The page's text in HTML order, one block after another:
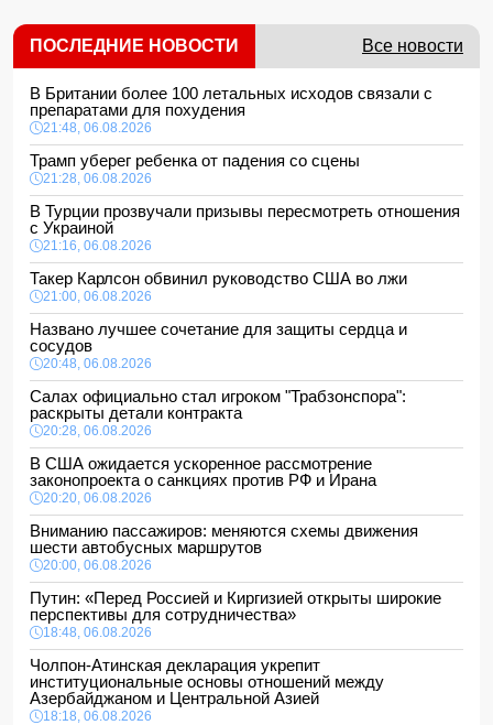
ПОСЛЕДНИЕ НОВОСТИ Все новости
В Британии более 100 летальных исходов связали с
препаратами для похудения
21:48, 06.08.2026
Трамп уберег ребенка от падения со сцены
21:28, 06.08.2026
В Турции прозвучали призывы пересмотреть отношения
с Украиной
21:16, 06.08.2026
Такер Карлсон обвинил руководство США во лжи
21:00, 06.08.2026
Названо лучшее сочетание для защиты сердца и
сосудов
20:48, 06.08.2026
Салах официально стал игроком "Трабзонспора":
раскрыты детали контракта
20:28, 06.08.2026
В США ожидается ускоренное рассмотрение
законопроекта о санкциях против РФ и Ирана
20:20, 06.08.2026
Вниманию пассажиров: меняются схемы движения
шести автобусных маршрутов
20:00, 06.08.2026
Путин: «Перед Россией и Киргизией открыты широкие
перспективы для сотрудничества»
18:48, 06.08.2026
Чолпон-Атинская декларация укрепит
институциональные основы отношений между
Азербайджаном и Центральной Азией
18:18, 06.08.2026